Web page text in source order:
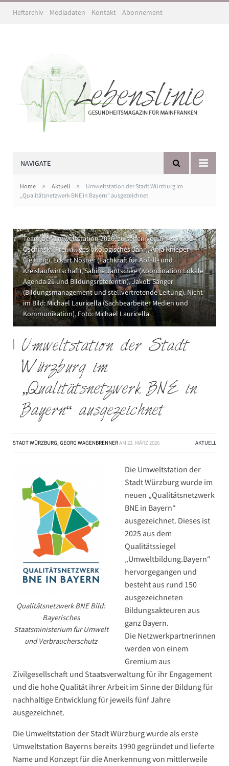
Heftarchiv Mediadaten Kontakt Abonnement
NAVIGATE
Home » Aktuell »
Umweltstation der Stadt Würzburg im
„Qualitätsnetzwerk BNE in Bayern“ ausgezeichnet
Team der Umweltstation 2026, zu sehen von links: Anouk
Oschinski (Freiwilliges ökologisches Jahr), Anja Knieper
(Leitung), Eckart Nösner (Fachkraft für Abfall- und
Kreislaufwirtschaft), Sabine Jantschke (Koordination Lokale
Agenda 21 und Bildungsreferentin), Jakob Sänger
(Bildungsmanagement und stellvertretende Leitung). Nicht
im Bild: Michael Lauricella (Sachbearbeiter Medien und
Kommunikation), Foto: Michael Lauricella
Umweltstation der Stadt
Würzburg im
„Qualitätsnetzwerk BNE in
Bayern“ ausgezeichnet
STADT WÜRZBURG, GEORG WAGENBRENNERAM 22. MÄRZ 2026 AKTUELL
Qualitätsnetzwerk BNE Bild:
Bayerisches
Staatsministerium für Umwelt
und Verbraucherschutz
Die Umweltstation der
Stadt Würzburg wurde im
neuen „Qualitätsnetzwerk
BNE in Bayern“
ausgezeichnet. Dieses ist
2025 aus dem
Qualitätssiegel
„Umweltbildung.Bayern“
hervorgegangen und
besteht aus rund 150
ausgezeichneten
Bildungsakteuren aus
ganz Bayern.
Die Netzwerkpartnerinnen
werden von einem
Gremium aus
Zivilgesellschaft und Staatsverwaltung für ihr Engagement
und die hohe Qualität ihrer Arbeit im Sinne der Bildung für
nachhaltige Entwicklung für jeweils fünf Jahre
ausgezeichnet.
Die Umweltstation der Stadt Würzburg wurde als erste
Umweltstation Bayerns bereits 1990 gegründet und lieferte
Name und Konzept für die Anerkennung von mittlerweile